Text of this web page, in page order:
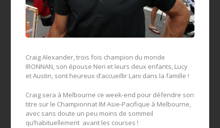
Craig Alexander, trois fois champion du monde
IRONNAN, son épouse Neri et leurs deux enfants, Lucy
et Austin, sont heureux d’accueillir Lani dans la famille !
Craig sera à Melbourne ce week-end pour défendre son
titre sur le Championnat IM Asie-Pacifique à Melbourne,
avec sans doute un peu moins de sommeil
qu’habituellement avant les courses !